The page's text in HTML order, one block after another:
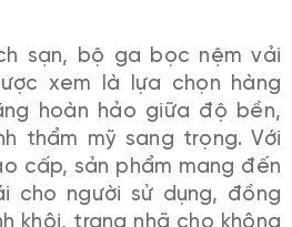
sạn, bộ ga bọc nệm vải
xem là lựa chọn hàng
hoàn hảo giữa độ bền,
thẩm mỹ sang trọng. Với
cấp, sản phẩm mang đến
cho người sử dụng, đồng
khôi, trang nhã cho không